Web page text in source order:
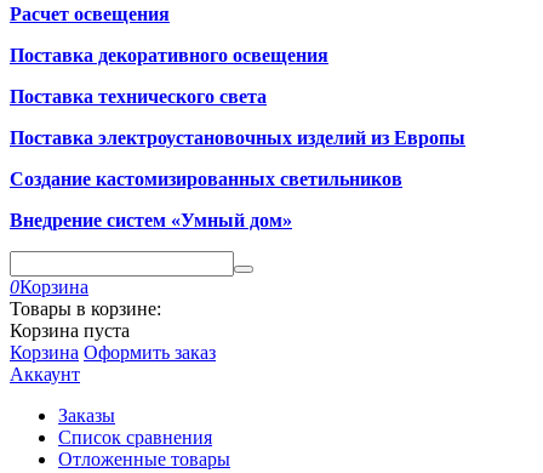
Расчет освещения
Поставка декоративного освещения
Поставка технического света
Поставка электроустановочных изделий из Европы
Создание кастомизированных светильников
Внедрение систем «Умный дом»
0Корзина
Товары в корзине:
Корзина пуста
Корзина Оформить заказ
Аккаунт
Заказы
Список сравнения
Отложенные товары